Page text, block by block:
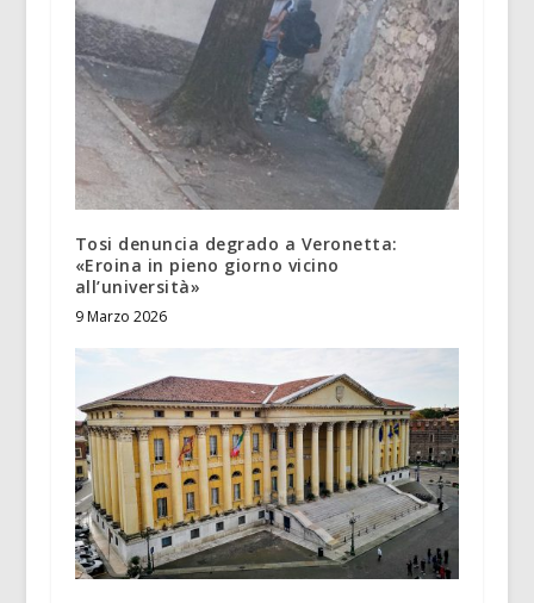
Tosi denuncia degrado a Veronetta:
«Eroina in pieno giorno vicino
all’università»
9 Marzo 2026